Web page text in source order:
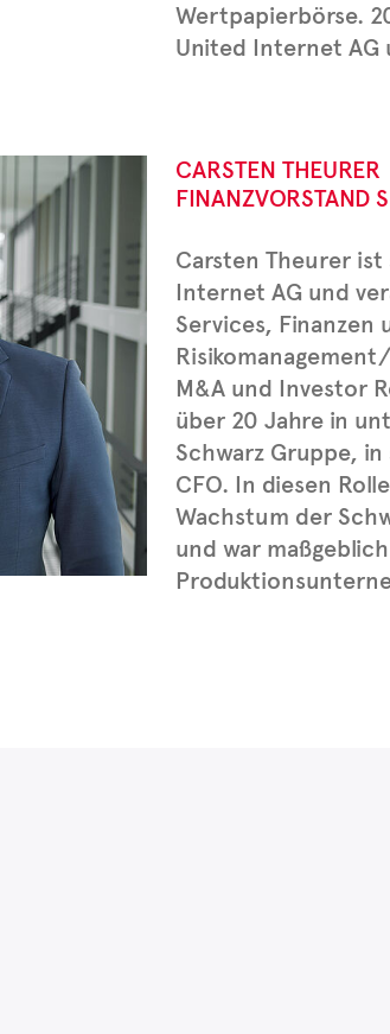
Wertpapierbörse.
United Internet AG
CARSTEN THEURER
FINANZVORSTAND
Carsten Theurer
Internet AG und
Services, Finanzen
M&A und Investor
über 20 Jahre in
Schwarz Gruppe,
CFO. In diesen
Wachstum der
und war